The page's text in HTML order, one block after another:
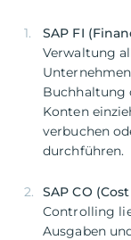
SAP FI
Verwaltung
Buchhaltung
Konten
verbuchen
durchführen.
SAP CO
Controlling
Ausgaben